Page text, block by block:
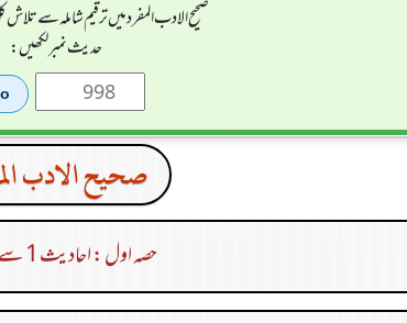
صحيح الادب المفرد میں ترقیم شاملہ سے تلاش
حدیث نمبر لکھیں:
صحيح الادب
حصہ اول : احادیث 1 سے 249